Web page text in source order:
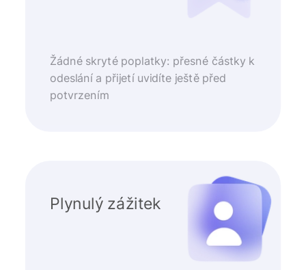
Žádné skryté poplatky: přesné částky k
odeslání a přijetí uvidíte ještě před
potvrzením
Plynulý zážitek